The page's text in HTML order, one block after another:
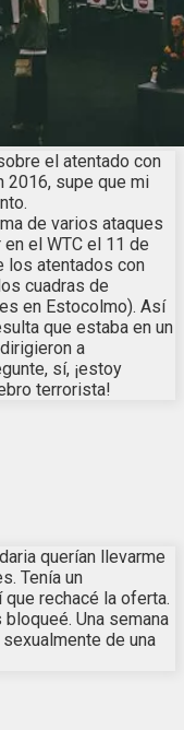
el atentado con
2016, supe que mi
de varios ataques
el WTC el 11 de
los atentados con
cuadras de
en Estocolmo). Así
que estaba en un
a
sí, ¡estoy
terrorista!
querían llevarme
Tenía un
rechacé la oferta.
Una semana
de una